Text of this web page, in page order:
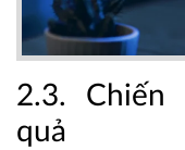
2.3.
quả